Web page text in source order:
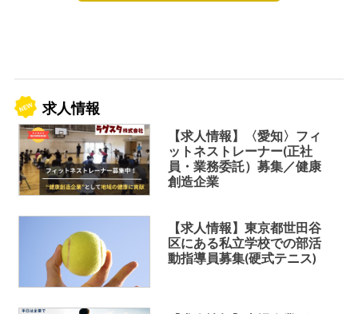
求人情報
【求人情報】〈愛知〉フィ
ットネストレーナー(正社
員・業務委託）募集／健康
創造企業
【求人情報】東京都世田谷
区にある私立学校での部活
動指導員募集(硬式テニス)